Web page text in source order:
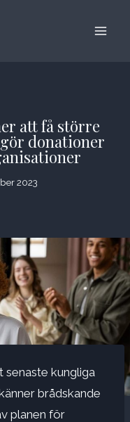
att få större
donationer
2023
senaste kungliga
brådskande
planen för